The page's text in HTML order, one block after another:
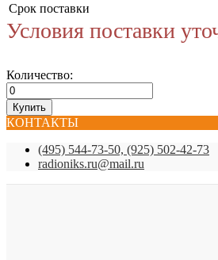
Срок поставки
Условия поставки
Количество:
КОНТАКТЫ
(495) 544-73-50, (925) 502-42-73
radioniks.ru@mail.ru